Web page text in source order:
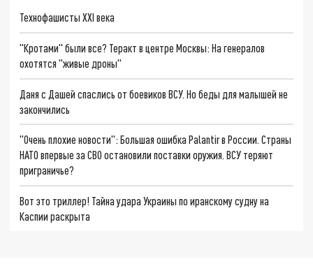
Технофашисты XXI века
"Кротами" были все? Теракт в центре Москвы: На генералов
охотятся "живые дроны"
Даня с Дашей спаслись от боевиков ВСУ. Но беды для малышей не
закончились
"Очень плохие новости": Большая ошибка Palantir в России. Страны
НАТО впервые за СВО остановили поставки оружия. ВСУ теряют
приграничье?
Вот это триллер! Тайна удара Украины по иранскому судну на
Каспии раскрыта